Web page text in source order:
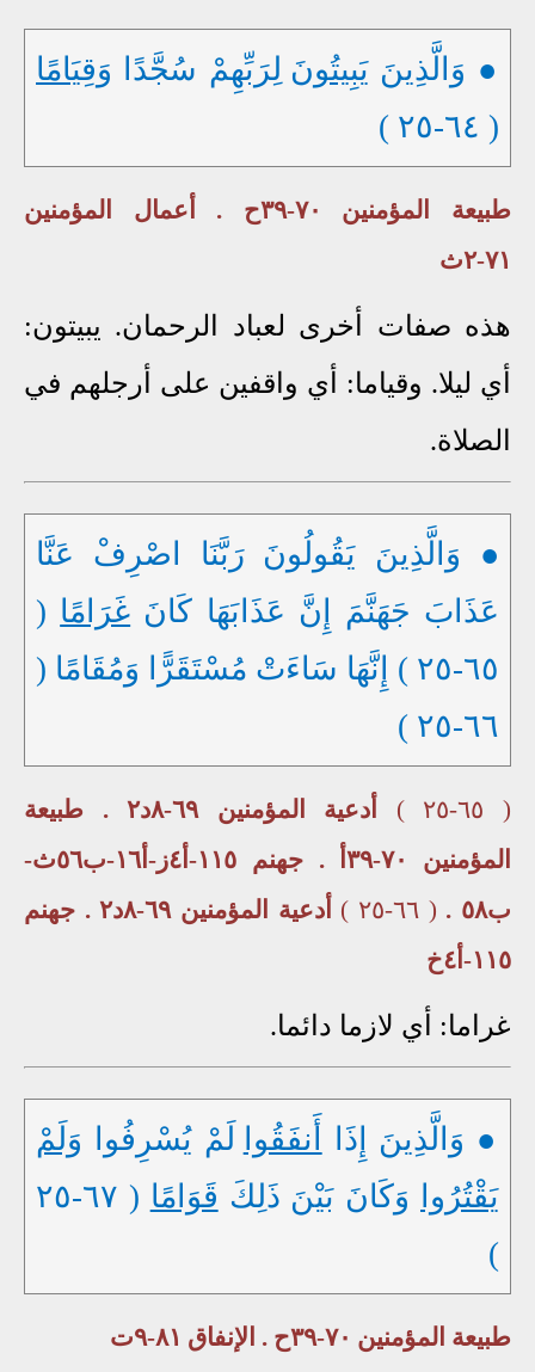
● وَالَّذِينَيَبِيتُونَ لِرَبِّهِمْ سُجَّدًا وَقِيَامًا
( ٦٤-٢٥ )
طبيعة المؤمنين ٧٠-٣٩ح . أعمال المؤمنين
٧١-٢ث
هذه صفات أخرى لعباد الرحمان. يبيتون:
أي ليلا. وقياما: أي واقفين على أرجلهم في
الصلاة.
● وَالَّذِينَ يَقُولُونَ رَبَّنَا اصْرِفْ عَنَّا
عَذَابَ جَهَنَّمَ إِنَّ عَذَابَهَا كَانَ غَرَامًا (
٦٥-٢٥ ) إِنَّهَا سَاءَتْ مُسْتَقَرًّا وَمُقَامًا (
٦٦-٢٥ )
( ٦٥-٢٥ )
أدعية المؤمنين ٦٩-٨د٢ . طبيعة
المؤمنين ٧٠-٣٩أ . جهنم ١١٥-أ٤ز-أ١٦-ب٥٦ث-
ب٥٨ .
( ٦٦-٢٥ )
أدعية المؤمنين ٦٩-٨د٢ . جهنم
١١٥-أ٤خ
غراما: أي لازما دائما.
● وَالَّذِينَ إِذَا أَنفَقُوا لَمْ يُسْرِفُوا وَلَمْ
يَقْتُرُوا
وَكَانَ بَيْنَ ذَلِكَ قَوَامًا
( ٦٧-٢٥
)
طبيعة المؤمنين ٧٠-٣٩ح . الإنفاق ٨١-٩ت